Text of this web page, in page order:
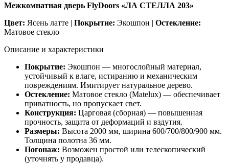
Межкомнатная дверь FlyDoors «ЛА СТЕЛЛА 203»
Цвет: Ясень латте | Покрытие: Экошпон | Остекление:
Матовое стекло
Описание и характеристики
Покрытие: Экошпон — многослойный материал,
устойчивый к влаге, истиранию и механическим
повреждениям. Имитирует натуральное дерево.
Остекление: Матовое стекло (Matelux) — обеспечивает
приватность, но пропускает свет.
Конструкция: Царговая (сборная) — повышенная
прочность, защита от деформаций и вздутия.
Размеры: Высота 2000 мм, ширина 600/700/800/900 мм.
Толщина полотна 36 мм.
Погонаж: Возможен простой или телескопический
(уточнять у продавца).